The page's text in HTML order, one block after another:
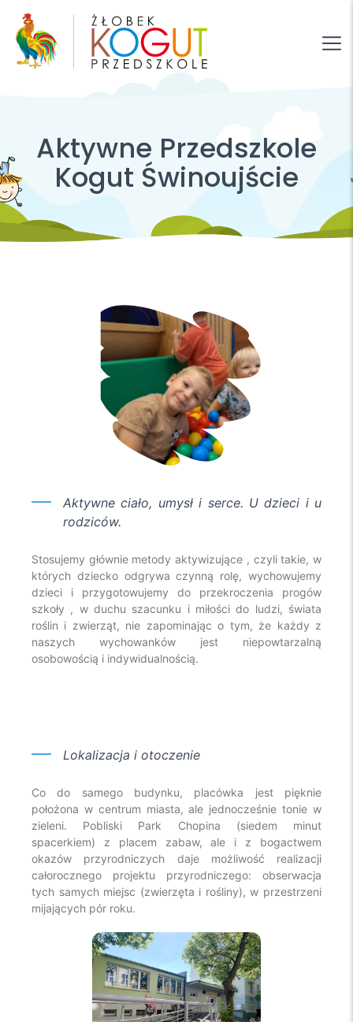
Aktywne Przedszkole
Kogut Świnoujście
Aktywne ciało, umysł i serce. U dzieci i u
rodziców.
Stosujemy głównie metody aktywizujące , czyli takie, w
których dziecko odgrywa czynną rolę, wychowujemy
dzieci i przygotowujemy do przekroczenia progów
szkoły , w duchu szacunku i miłości do ludzi, świata
roślin i zwierząt, nie zapominając o tym, że każdy z
naszych wychowanków jest niepowtarzalną
osobowością i indywidualnością.
Lokalizacja i otoczenie
Co do samego budynku, placówka jest pięknie
położona w centrum miasta, ale jednocześnie tonie w
zieleni. Pobliski Park Chopina (siedem minut
spacerkiem) z placem zabaw, ale i z bogactwem
okazów przyrodniczych daje możliwość realizacji
całorocznego projektu przyrodniczego: obserwacja
tych samych miejsc (zwierzęta i rośliny), w przestrzeni
mijających pór roku.